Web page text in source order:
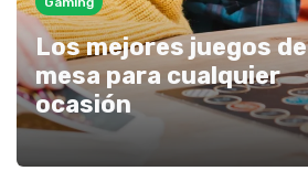
Los mejores juegos de
mesa para cualquier
ocasión